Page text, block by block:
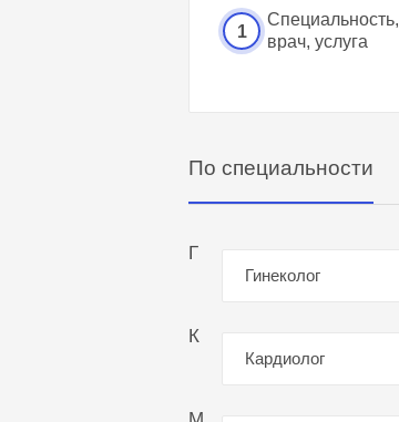
1
Специальность,
врач, услуга
По специальности
Г
Гинеколог
К
Кардиолог